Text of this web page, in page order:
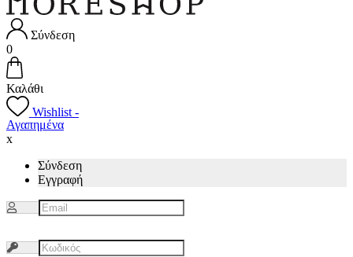
Σύνδεση
0
Καλάθι
Wishlist -
Αγαπημένα
x
Σύνδεση
Εγγραφή